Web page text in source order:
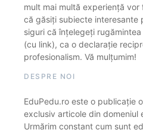
mult mai multă experiență
că găsiți subiecte interesante
siguri că înțelegeți
(cu link), ca o declarație
profesionalism. Vă mulțumim!
DESPRE NOI
EduPedu.ro este o publicație
exclusiv articole din domeniul
Urmărim constant cum sunt